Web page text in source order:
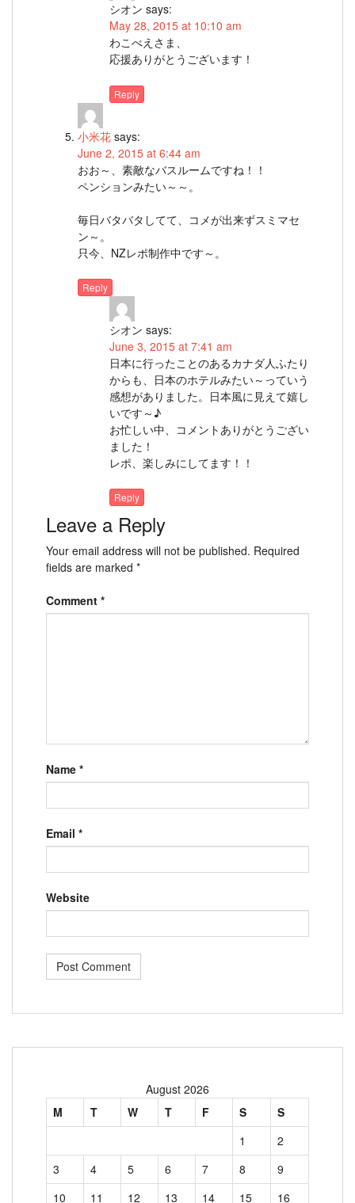
シオン says:
May 28, 2015 at 10:10 am
わこべえさま、
応援ありがとうございます！
Reply
小米花 says:
June 2, 2015 at 6:44 am
おお～、素敵なバスルームですね！！
ペンションみたい～～。
毎日バタバタしてて、コメが出来ずスミマセ
ン～。
只今、NZレポ制作中です～。
Reply
シオン says:
June 3, 2015 at 7:41 am
日本に行ったことのあるカナダ人ふたり
からも、日本のホテルみたい～っていう
感想がありました。日本風に見えて嬉し
いです～♪
お忙しい中、コメントありがとうござい
ました！
レポ、楽しみにしてます！！
Reply
Leave a Reply
Your email address will not be published. Required
fields are marked *
Comment *
Name *
Email *
Website
August 2026
M
T W T F S
S
1
2
3
4 5 6 7 8
9
10
11 12 13 14 15 16